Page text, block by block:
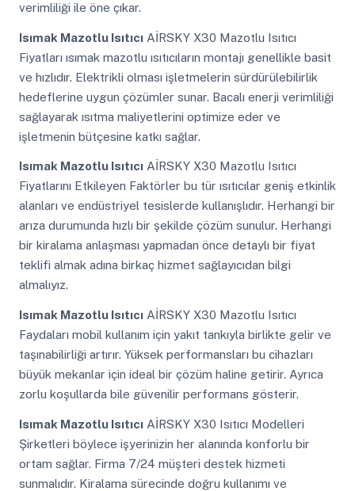
verimliliği ile öne çıkar.
Isımak Mazotlu IsıtıcıAİRSKY X30 Mazotlu Isıtıcı
Fiyatları ısımak mazotlu ısıtıcıların montajı genellikle basit
ve hızlıdır. Elektrikli olması işletmelerin sürdürülebilirlik
hedeflerine uygun çözümler sunar. Bacalı enerji verimliliği
sağlayarak ısıtma maliyetlerini optimize eder ve
işletmenin bütçesine katkı sağlar.
Isımak Mazotlu IsıtıcıAİRSKY X30 Mazotlu Isıtıcı
Fiyatlarını Etkileyen Faktörler bu tür ısıtıcılar geniş etkinlik
alanları ve endüstriyel tesislerde kullanışlıdır. Herhangi bir
arıza durumunda hızlı bir şekilde çözüm sunulur. Herhangi
bir kiralama anlaşması yapmadan önce detaylı bir fiyat
teklifi almak adına birkaç hizmet sağlayıcıdan bilgi
almalıyız.
Isımak Mazotlu IsıtıcıAİRSKY X30 Mazotlu Isıtıcı
Faydaları mobil kullanım için yakıt tankıyla birlikte gelir ve
taşınabilirliği artırır. Yüksek performansları bu cihazları
büyük mekanlar için ideal bir çözüm haline getirir. Ayrıca
zorlu koşullarda bile güvenilir performans gösterir.
Isımak Mazotlu IsıtıcıAİRSKY X30 Isıtıcı Modelleri
Şirketleri böylece işyerinizin her alanında konforlu bir
ortam sağlar. Firma 7/24 müşteri destek hizmeti
sunmalıdır. Kiralama sürecinde doğru kullanımı ve